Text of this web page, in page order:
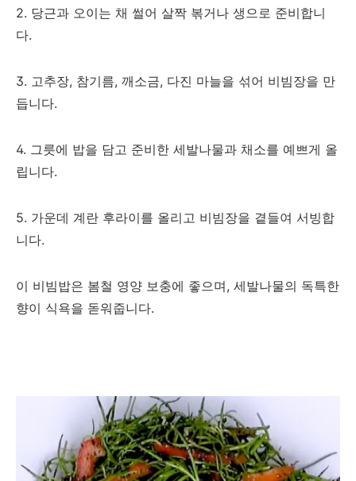
2. 당근과 오이는 채 썰어 살짝 볶거나 생으로 준비합니
다.
3. 고추장, 참기름, 깨소금, 다진 마늘을 섞어 비빔장을 만
듭니다.
4. 그릇에 밥을 담고 준비한 세발나물과 채소를 예쁘게 올
립니다.
5. 가운데 계란 후라이를 올리고 비빔장을 곁들여 서빙합
니다.
이 비빔밥은 봄철 영양 보충에 좋으며, 세발나물의 독특한
향이 식욕을 돋워줍니다.